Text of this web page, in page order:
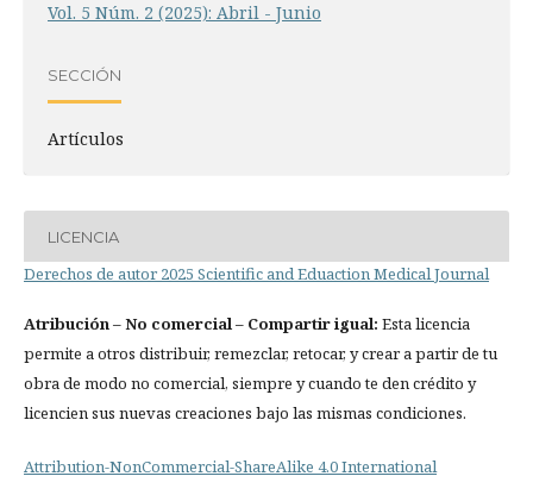
Vol. 5 Núm. 2 (2025): Abril - Junio
SECCIÓN
Artículos
LICENCIA
Derechos de autor 2025 Scientific and Eduaction Medical Journal
Atribución– No comercial – Compartir igual: Esta licencia
permite a otros distribuir, remezclar, retocar, y crear a partir de tu
obra de modo no comercial, siempre y cuando te den crédito y
licencien sus nuevas creaciones bajo las mismas condiciones.
Attribution-NonCommercial-ShareAlike 4.0 International